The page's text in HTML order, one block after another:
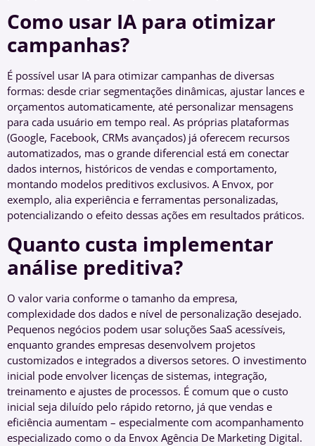
Como usar IA para otimizar
campanhas?
É possível usar IA para otimizar campanhas de diversas
formas: desde criar segmentações dinâmicas, ajustar lances e
orçamentos automaticamente, até personalizar mensagens
para cada usuário em tempo real. As próprias plataformas
(Google, Facebook, CRMs avançados) já oferecem recursos
automatizados, mas o grande diferencial está em conectar
dados internos, históricos de vendas e comportamento,
montando modelos preditivos exclusivos. A Envox, por
exemplo, alia experiência e ferramentas personalizadas,
potencializando o efeito dessas ações em resultados práticos.
Quanto custa implementar
análise preditiva?
O valor varia conforme o tamanho da empresa,
complexidade dos dados e nível de personalização desejado.
Pequenos negócios podem usar soluções SaaS acessíveis,
enquanto grandes empresas desenvolvem projetos
customizados e integrados a diversos setores. O investimento
inicial pode envolver licenças de sistemas, integração,
treinamento e ajustes de processos. É comum que o custo
inicial seja diluído pelo rápido retorno, já que vendas e
eficiência aumentam – especialmente com acompanhamento
especializado como o da Envox Agência De Marketing Digital.